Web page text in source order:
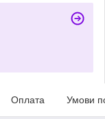
Оплата Умови